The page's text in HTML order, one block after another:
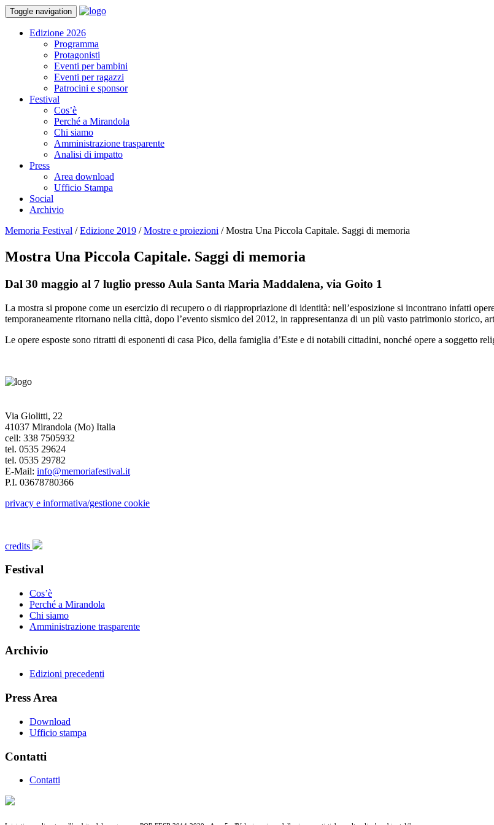
Toggle navigation
Edizione 2026
Programma
Protagonisti
Eventi per bambini
Eventi per ragazzi
Patrocini e sponsor
Festival
Cos’è
Perché a Mirandola
Chi siamo
Amministrazione trasparente
Analisi di impatto
Press
Area download
Ufficio Stampa
Social
Archivio
Memoria Festival /Edizione 2019 /Mostre e proiezioni /Mostra Una Piccola Capitale. Saggi di memoria
Mostra Una Piccola Capitale. Saggi di memoria
Dal 30 maggio al 7 luglio presso Aula Santa Maria Maddalena, via Goito 1
La mostra si propone come un esercizio di recupero o di riappropriazione di identità: nell’esposizione si incontrano infatti
temporaneamente ritornano nella città, dopo l’evento sismico del 2012, in rappresentanza di un più vasto patrimonio storico,
Le opere esposte sono ritratti di esponenti di casa Pico, della famiglia d’Este e di notabili cittadini, nonché opere a soggetto
Via Giolitti, 22
41037 Mirandola (Mo) Italia
cell: 338 7505932
tel. 0535 29624
tel. 0535 29782
E-Mail: info@memoriafestival.it
P.I. 03678780366
privacy e informativa/gestione cookie
credits
Festival
Cos’è
Perché a Mirandola
Chi siamo
Amministrazione trasparente
Archivio
Edizioni precedenti
Press Area
Download
Ufficio stampa
Contatti
Contatti